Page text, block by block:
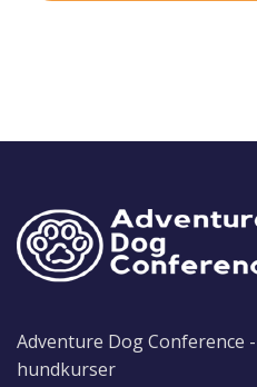
Adventure Dog Conference
hundkurser